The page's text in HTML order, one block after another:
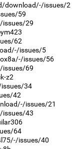
download/-/issues/2
59
29
62
issues/5
issues/56
69
z2
34
42
issues/21
43
64
issues/40